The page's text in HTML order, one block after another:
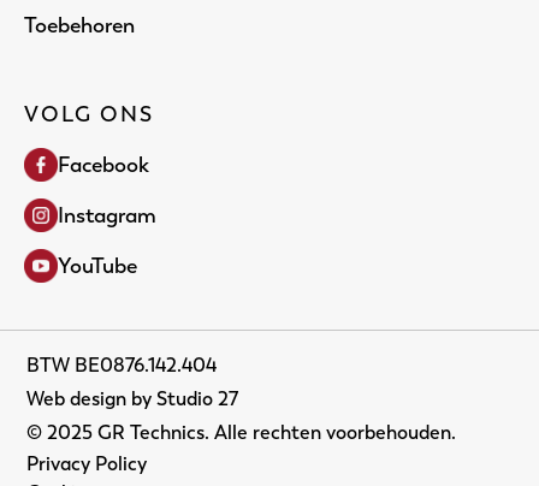
Toebehoren
VOLG ONS
Facebook
Instagram
YouTube
© 2025 GR Technics. Alle rechten voorbehouden.
Privacy Policy
BTW BE0876.142.404
Web design by Studio 27